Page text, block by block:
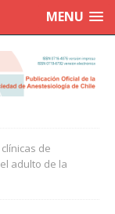
MENU
de
adulto de la